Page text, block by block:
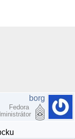
borg
Fedora